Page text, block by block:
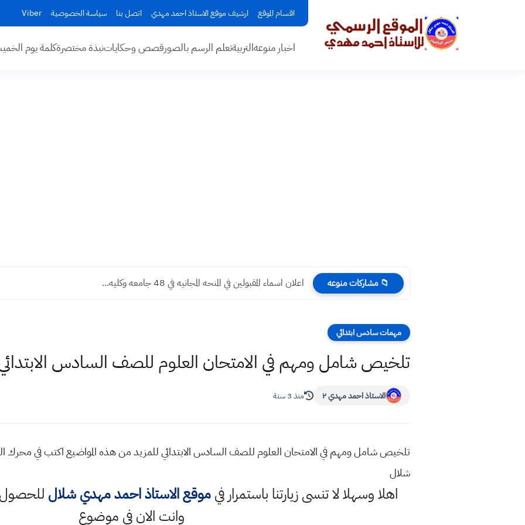
اقسام الموقع ارشيف موقع الاستاذ احمد مهدي اتصل بنا سياسة الخصوصية Viber
اخبار منوعهالتربيةتعلم الرسم بالصورقصص وحكاياتنبذة مختصرةكلمة يوم
📁 مشاركات منوعه اعلان اسماء المقبولين في المنحه المجانيه في 48 جامعه وكليه...
مهمات سادس ابتدائي
تلخيص شامل ومهم في الامتحان العلوم للصف السادس
الاستاذ احمد مهدي ٢ منذ 3 سنة
تلخيص شامل ومهم في الامتحان العلوم للصف السادس الابتدائي للمزيد من هذه المواضيع اكتب في
شلال
اهلا وسهلالا تنسى زيارتنا باستمرار فيموقع الاستاذ احمد مهدي شلال
وانت الان في موضوع